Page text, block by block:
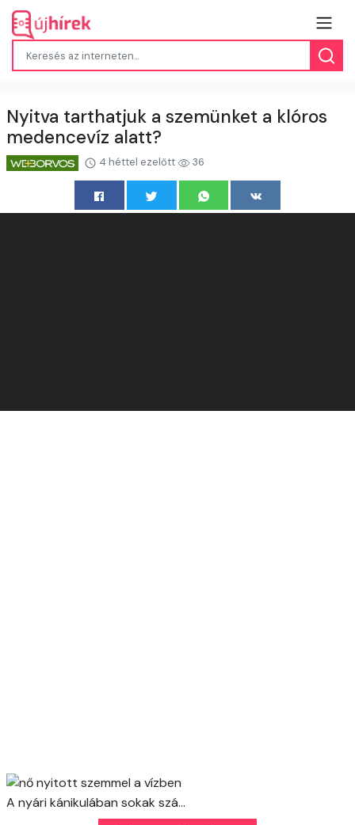
Nyitva tarthatjuk a szemünket a klóros
medencevíz alatt?
4 héttel ezelőtt 36
A nyári kánikulában sokak szá...